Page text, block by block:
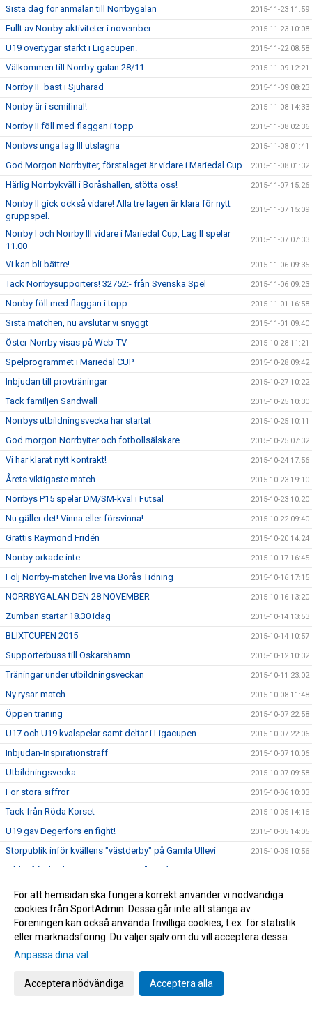
Sista dag för anmälan till Norrbygalan 2015-11-23 11:59
Fullt av Norrby-aktiviteter i november 2015-11-23 10:08
U19 övertygar starkt i Ligacupen. 2015-11-22 08:58
Välkommen till Norrby-galan 28/11 2015-11-09 12:21
Norrby IF bäst i Sjuhärad 2015-11-09 08:23
Norrby är i semifinal! 2015-11-08 14:33
Norrby II föll med flaggan i topp 2015-11-08 02:36
Norrbvs unga lag III utslagna 2015-11-08 01:41
God Morgon Norrbyiter, förstalaget är vidare i Mariedal Cup 2015-11-08 01:32
Härlig Norrbykväll i Boråshallen, stötta oss! 2015-11-07 15:26
Norrby II gick också vidare! Alla tre lagen är klara för nytt
gruppspel.
2015-11-07 15:09
Norrby I och Norrby III vidare i Mariedal Cup, Lag II spelar
11.00
2015-11-07 07:33
Vi kan bli bättre! 2015-11-06 09:35
Tack Norrbysupporters! 32752:- från Svenska Spel 2015-11-06 09:23
Norrby föll med flaggan i topp 2015-11-01 16:58
Sista matchen, nu avslutar vi snyggt 2015-11-01 09:40
Öster-Norrby visas på Web-TV 2015-10-28 11:21
Spelprogrammet i Mariedal CUP 2015-10-28 09:42
Inbjudan till provträningar 2015-10-27 10:22
Tack familjen Sandwall 2015-10-25 10:30
Norrbys utbildningsvecka har startat 2015-10-25 10:11
God morgon Norrbyiter och fotbollsälskare 2015-10-25 07:32
Vi har klarat nytt kontrakt! 2015-10-24 17:56
Årets viktigaste match 2015-10-23 19:10
Norrbys P15 spelar DM/SM-kval i Futsal 2015-10-23 10:20
Nu gäller det! Vinna eller försvinna! 2015-10-22 09:40
Grattis Raymond Fridén 2015-10-20 14:24
Norrby orkade inte 2015-10-17 16:45
Följ Norrby-matchen live via Borås Tidning 2015-10-16 17:15
NORRBYGALAN DEN 28 NOVEMBER 2015-10-16 13:20
Zumban startar 18.30 idag 2015-10-14 13:53
BLIXTCUPEN 2015 2015-10-14 10:57
Supporterbuss till Oskarshamn 2015-10-12 10:32
Träningar under utbildningsveckan 2015-10-11 23:02
Ny rysar-match 2015-10-08 11:48
Öppen träning 2015-10-07 22:58
U17 och U19 kvalspelar samt deltar i Ligacupen 2015-10-07 22:06
Inbjudan-Inspirationsträff 2015-10-07 10:06
Utbildningsvecka 2015-10-07 09:58
För stora siffror 2015-10-06 10:03
Tack från Röda Korset 2015-10-05 14:16
U19 gav Degerfors en fight! 2015-10-05 14:05
Storpublik inför kvällens "västderby" på Gamla Ullevi 2015-10-05 10:56
Bilder från lördagens cupäventyr på Borås Arena
Idag spelar vi om pokalerna 2015-10-04 06:53
Information inför Borås Arena Ungdomscup 2015-09-30 14:13
Spelschema till Borås Arena Cup 2015-09-30 13:03
Karta över Borås Arena inför cupen
Lottningen till Borås Arena Cup
För att hemsidan ska fungera korrekt använder vi nödvändiga
cookies från SportAdmin. Dessa går inte att stänga av.
Föreningen kan också använda frivilliga cookies, t.ex. för statistik
eller marknadsföring. Du väljer själv om du vill acceptera dessa.
Anpassa dina val
Acceptera nödvändiga Acceptera alla